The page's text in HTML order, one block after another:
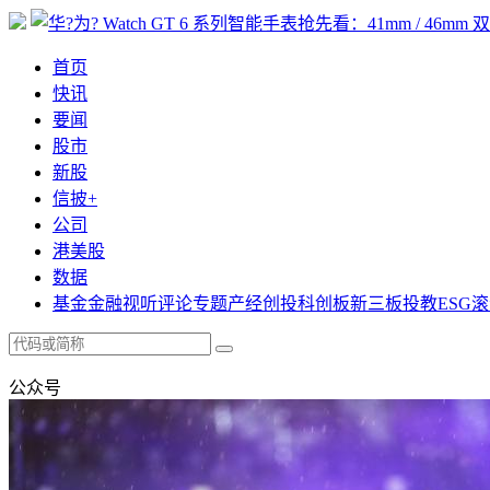
首页
快讯
要闻
股市
新股
信披+
公司
港美股
数据
基金金融视听评论专题产经创投科创板新三板投教ESG
公众号